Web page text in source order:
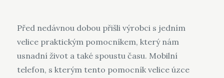
Před nedávnou dobou přišli výrobci s jedním
velice praktickým pomocníkem, který nám
usnadní život a také spoustu času. Mobilní
telefon, s kterým tento pomocník velice úzce